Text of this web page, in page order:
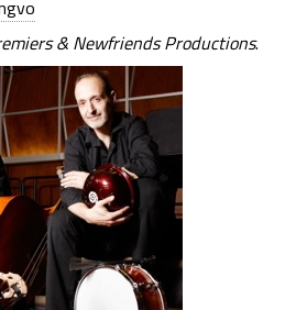
& Newfriends Productions.